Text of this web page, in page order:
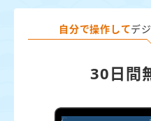
自分で操作してデ
30日間